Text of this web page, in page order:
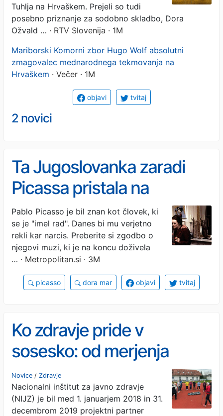
Tuhlja na Hrvaškem. Prejeli so tudi
posebno priznanje za sodobno skladbo, Dora
Ožvald … · RTV Slovenija · 1M
Mariborski Komorni zbor Hugo Wolf absolutni
zmagovalec mednarodnega tekmovanja na
Hrvaškem · Večer · 1M
objavi tvitaj
2 novici
Ta Jugoslovanka zaradi
Picassa pristala na
psihiatriji, šele po njeni
smrti pa je na plan prišla
osupljiva resnica
Pablo Picasso je bil znan kot človek, ki
se je "imel rad". Danes bi mu verjetno
rekli kar narcis. Preberite si zgodbo o
njegovi muzi, ki je na koncu doživela
… · Metropolitan.si · 3M
picasso dora mar objavi tvitaj
Ko zdravje pride v
sosesko: od merjenja
krvnega tlaka do
psihološke podpore
Novice / Zdravje
Nacionalni inštitut za javno zdravje
(NIJZ) je bil med 1. januarjem 2018 in 31.
decembrom 2019 projektni partner